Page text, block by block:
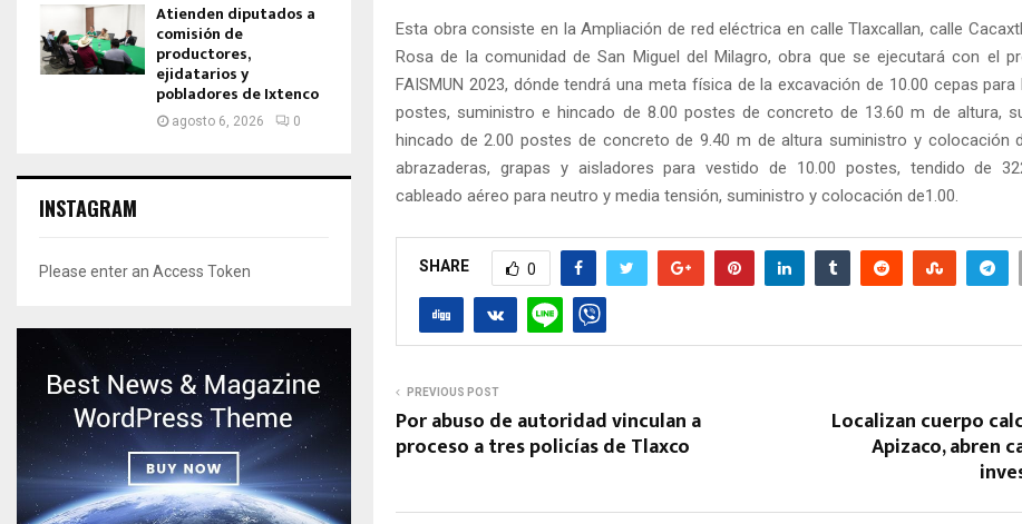
Esta obra consiste en la Ampliación de red eléctrica en calle Tlaxcallan, calle
Rosa de la comunidad de San Miguel del Milagro, obra que se ejecutará con el
FAISMUN 2023, dónde tendrá una meta física de la excavación de 10.00 cepas para
postes, suministro e hincado de 8.00 postes de concreto de 13.60 m de altura,
hincado de 2.00 postes de concreto de 9.40 m de altura suministro y colocación
abrazaderas, grapas y aisladores para vestido de 10.00 postes, tendido de
cableado aéreo para neutro y media tensión, suministro y colocación de1.00.
SHARE 0
PREVIOUS POST
Por abuso de autoridad vinculan a
proceso a tres policías de Tlaxco
Localizan cuerpo
Apizaco, abren
Atienden diputados a
comisión de
productores,
ejidatarios y
pobladores de Ixtenco
agosto 6, 2026 0
INSTAGRAM
Please enter an Access Token